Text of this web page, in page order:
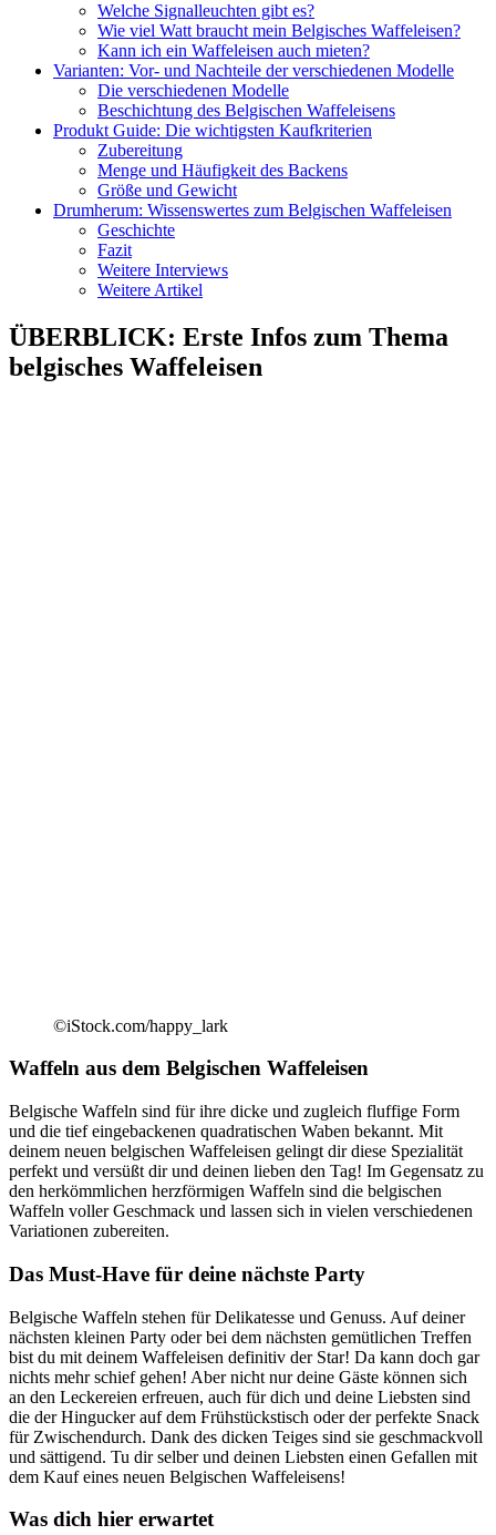
Welche Signalleuchten gibt es?
Wie viel Watt braucht mein Belgisches Waffeleisen?
Kann ich ein Waffeleisen auch mieten?
Varianten: Vor- und Nachteile der verschiedenen Modelle
Die verschiedenen Modelle
Beschichtung des Belgischen Waffeleisens
Produkt Guide: Die wichtigsten Kaufkriterien
Zubereitung
Menge und Häufigkeit des Backens
Größe und Gewicht
Drumherum: Wissenswertes zum Belgischen Waffeleisen
Geschichte
Fazit
Weitere Interviews
Weitere Artikel
ÜBERBLICK: Erste Infos zum Thema
belgisches Waffeleisen
©iStock.com/happy_lark
Waffeln aus dem Belgischen Waffeleisen
Belgische Waffeln sind für ihre dicke und zugleich fluffige Form
und die tief eingebackenen quadratischen Waben bekannt. Mit
deinem neuen belgischen Waffeleisen gelingt dir diese Spezialität
perfekt und versüßt dir und deinen lieben den Tag! Im Gegensatz zu
den herkömmlichen herzförmigen Waffeln sind die belgischen
Waffeln voller Geschmack und lassen sich in vielen verschiedenen
Variationen zubereiten.
Das Must-Have für deine nächste Party
Belgische Waffeln stehen für Delikatesse und Genuss. Auf deiner
nächsten kleinen Party oder bei dem nächsten gemütlichen Treffen
bist du mit deinem Waffeleisen definitiv der Star! Da kann doch gar
nichts mehr schief gehen! Aber nicht nur deine Gäste können sich
an den Leckereien erfreuen, auch für dich und deine Liebsten sind
die der Hingucker auf dem Frühstückstisch oder der perfekte Snack
für Zwischendurch. Dank des dicken Teiges sind sie geschmackvoll
und sättigend. Tu dir selber und deinen Liebsten einen Gefallen mit
dem Kauf eines neuen Belgischen Waffeleisens!
Was dich hier erwartet